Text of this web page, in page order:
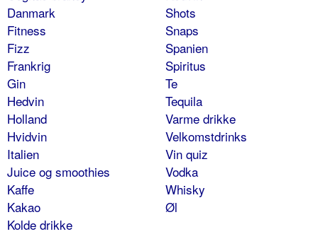
Danmark
Fitness
Fizz
Frankrig
Gin
Hedvin
Holland
Hvidvin
Italien
Juice og smoothies
Kaffe
Kakao
Kolde drikke
Shots
Snaps
Spanien
Spiritus
Te
Tequila
Varme drikke
Velkomstdrinks
Vin quiz
Vodka
Whisky
Øl